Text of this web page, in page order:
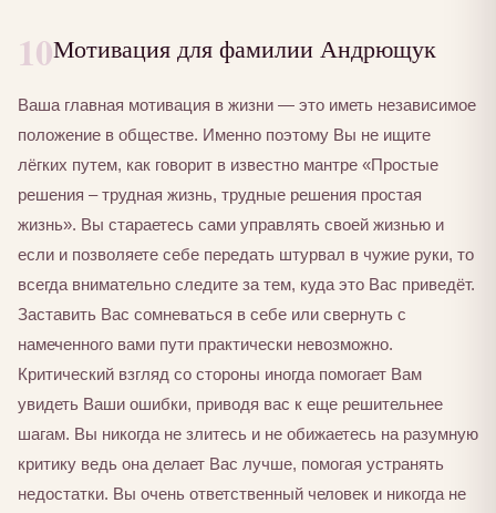
10Мотивация для фамилии Андрющук
Ваша главная мотивация в жизни — это иметь независимое
положение в обществе. Именно поэтому Вы не ищите
лёгких путем, как говорит в известно мантре «Простые
решения – трудная жизнь, трудные решения простая
жизнь». Вы стараетесь сами управлять своей жизнью и
если и позволяете себе передать штурвал в чужие руки, то
всегда внимательно следите за тем, куда это Вас приведёт.
Заставить Вас сомневаться в себе или свернуть с
намеченного вами пути практически невозможно.
Критический взгляд со стороны иногда помогает Вам
увидеть Ваши ошибки, приводя вас к еще решительнее
шагам. Вы никогда не злитесь и не обижаетесь на разумную
критику ведь она делает Вас лучше, помогая устранять
недостатки. Вы очень ответственный человек и никогда не